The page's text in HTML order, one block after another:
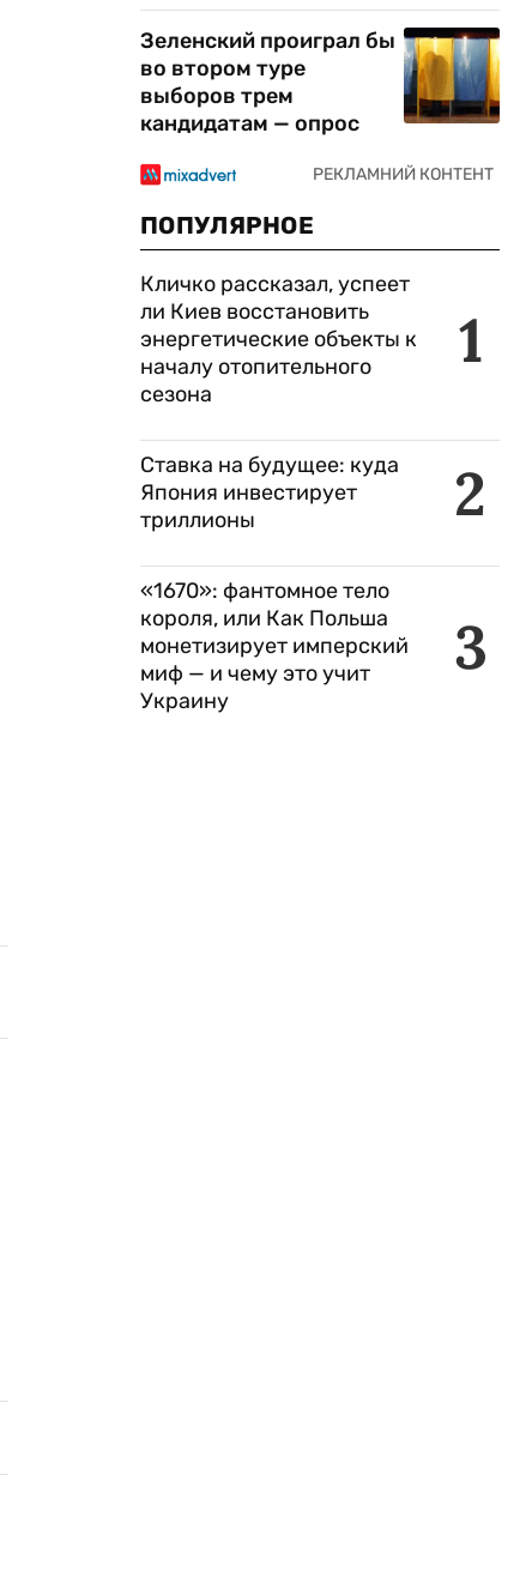
Зеленский проиграл бы
во втором туре
выборов трем
кандидатам — опрос
ПОПУЛЯРНОЕ
1
Кличко рассказал, успеет
ли Киев восстановить
энергетические объекты к
началу отопительного
сезона
2
Ставка на будущее: куда
Япония инвестирует
триллионы
3
«1670»: фантомное тело
короля, или Как Польша
монетизирует имперский
миф — и чему это учит
Украину